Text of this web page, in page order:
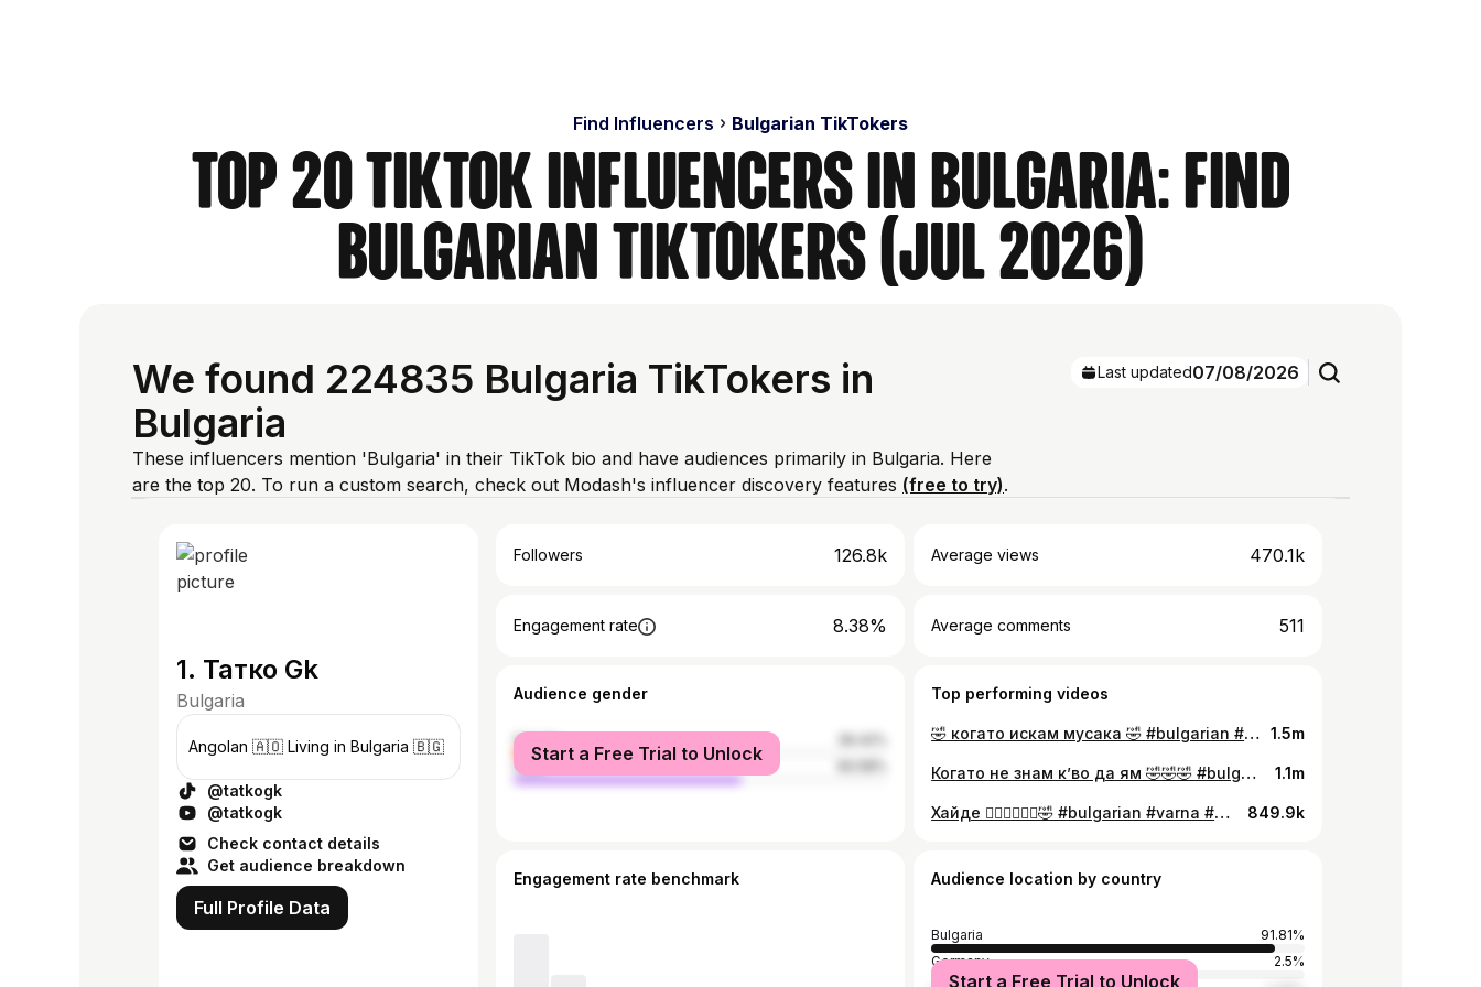
Find Influencers Bulgarian TikTokers
Top 20 TikTok Influencers in Bulgaria: Find
Bulgarian TikTokers (Jul 2026)
We found 224835 Bulgaria TikTokers in
Bulgaria
These influencers mention 'Bulgaria' in their TikTok bio and have audiences primarily in Bulgaria. Here
are the top 20. To run a custom search, check out Modash's influencer discovery features (free to try).
Last updated07/08/2026
1. Татко Gk
Bulgaria
Angolan 🇦🇴 Living in Bulgaria 🇧🇬
@tatkogk
@tatkogk
Check contact details
Get audience breakdown
Full Profile Data
Followers 126.8k Average views 470.1k
Engagement rate 8.38% Average comments 511
Audience gender
female
male
Start a Free Trial to Unlock
Top performing videos
🤣 когато искам мусака 🤣 #bulgarian #varna #plovdiv #foryoupage #foryou #мусака #майка 1.5m
Когато не знам к’во да ям 🤣🤣🤣 #bulgarian #varna #plovdiv #foryoupage #fyp #bulgariansong #баница #айрян 1.1m
Хайде 🏃🏾‍♂️🏃🏾‍♂️🤣 #bulgarian #varna #plovdiv #foryou #foryoupage #дюнер #гадже 849.9k
Engagement rate benchmark Audience location by country
Bulgaria
91.81%
Germany
2.5%
Start a Free Trial to Unlock